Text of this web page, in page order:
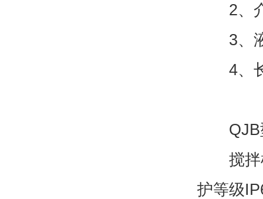
2、介
3、液
4、长
QJB
搅拌机
护等级